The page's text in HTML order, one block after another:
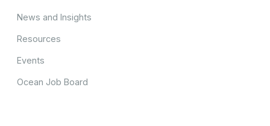
News and Insights
Resources
Events
Ocean Job Board